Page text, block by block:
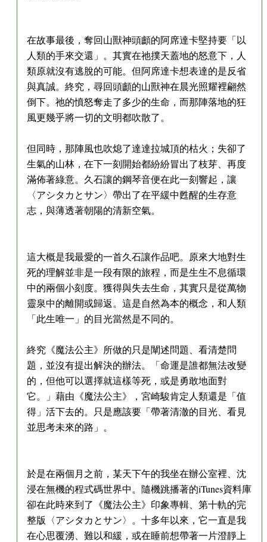
在故事最後，奪回山獸神頭顱的阿席達卡堅持要「以
人類的手來交還」。其實在祂撲天蓋地的怒意下，人
類原就沒有逃脫的可能。但阿席達卡想表達的是反省
與真誠。終究，尋回頭顱的山獸神在晨光照耀裡翩然
倒下。祂的憤怒奪走了多少的生命，而那陣落地的狂
風更幾乎將一切的文明都吹散了。
但同時，那陣風也吹熄了達達拉城頂的枯火；失卻了
生氣的山林，在下一刻開始都紛紛冒出了枝芽、再度
滿佈著綠意。久石讓的鋼琴音便在此一刻響起，讓
〈アシタカとサン〉帶出了在平緩中甦醒的生存意
志，與薄透著朝陽的清新空氣。
這大概是我最愛的一首久石讓作品吧。原來大地對生
死的理解並非是一段有限的旅程，而是生生不息循環
中的兩個小刻度。獲得與失去生命，其實只是從萬物
靈泉中的離開或歸返。這是自然為本的概念，和人類
「此生唯一」的目光當然是不同的。
終究《魔法公主》所做的只是闡述問題、看清楚問
題，並沒有提出解決的辦法。「命運是誰都無法改變
的，但他可以選擇就這樣等死，或是勇敢地面對
它。」藉由《魔法公主》，宮崎駿肯定人類還是「值
得」活下去的。只是應該要「帶著清澈的目光、看見
並思考未來的路」。
於是在兩個月之前，某天下午的我坐在辦公室裡、沈
浸在無機的程式碼世界中。隨機跳播著的iTunes資料庫
卻在此時來到了《魔法公主》印象專輯、第十軌的完
整版〈アシタカとサン〉。十多年以來，它一直是我
在心思覆湧、難以和緩，或在睡前想帶著一片澄靜上